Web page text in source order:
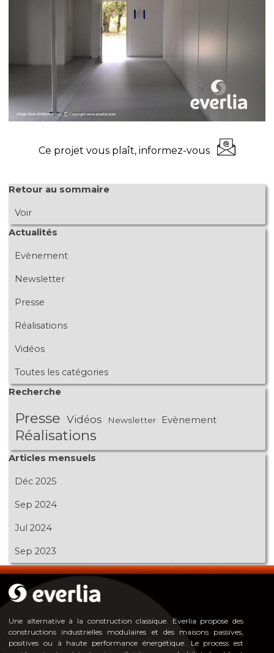
Ce projet vous plaît, informez-vous
Sauter le bloc Retour au sommaire
Retour au sommaire
Voir
Sauter le bloc Actualités
Actualités
Evènement
Newsletter
Presse
Réalisations
Vidéos
Toutes les catégories
Sauter le bloc Recherche
Recherche
Presse Vidéos Newsletter Evènement
Réalisations
Sauter le bloc Articles mensuels
Articles mensuels
Déc 2025
Sep 2024
Jul 2024
Sep 2023
Une alternative à la construction classique. Everlia propose des
constructions industrielles modulaires et des maisons passives,
positives ou à haute performance énergétique. Le process est